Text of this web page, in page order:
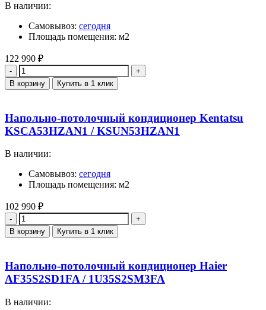
В наличии:
Самовывоз: сегодня
Площадь помещения: м2
122 990 ₽
Количество
В корзину Купить в 1 клик
Напольно-потолочный кондиционер Kentatsu
KSCA53HZAN1 / KSUN53HZAN1
В наличии:
Самовывоз: сегодня
Площадь помещения: м2
102 990 ₽
Количество
В корзину Купить в 1 клик
Напольно-потолочный кондиционер Haier
AF35S2SD1FA / 1U35S2SM3FA
В наличии: